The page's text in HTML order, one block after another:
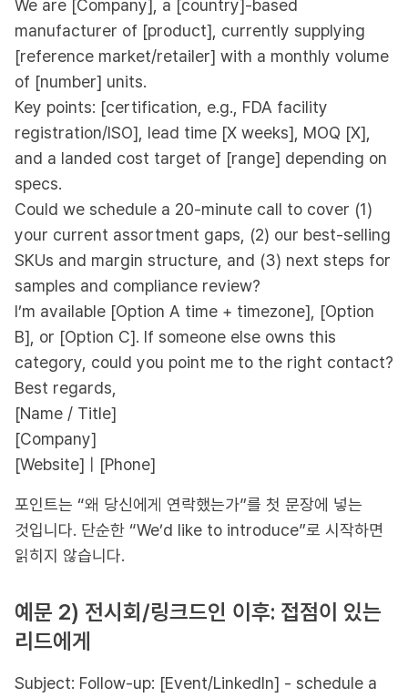
We are [Company], a [country]-based
manufacturer of [product], currently supplying
[reference market/retailer] with a monthly volume
of [number] units.
Key points: [certification, e.g., FDA facility
registration/ISO], lead time [X weeks], MOQ [X],
and a landed cost target of [range] depending on
specs.
Could we schedule a 20-minute call to cover (1)
your current assortment gaps, (2) our best-selling
SKUs and margin structure, and (3) next steps for
samples and compliance review?
I’m available [Option A time + timezone], [Option
B], or [Option C]. If someone else owns this
category, could you point me to the right contact?
Best regards,
[Name / Title]
[Company]
[Website] | [Phone]
포인트는 “왜 당신에게 연락했는가”를 첫 문장에 넣는
것입니다. 단순한 “We’d like to introduce”로 시작하면
읽히지 않습니다.
예문 2) 전시회/링크드인 이후: 접점이 있는
리드에게
Subject: Follow-up: [Event/LinkedIn] - schedule a